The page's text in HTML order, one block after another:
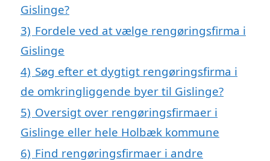
Gislinge?
3) Fordele ved at vælge rengøringsfirma i
Gislinge
4) Søg efter et dygtigt rengøringsfirma i
de omkringliggende byer til Gislinge?
5) Oversigt over rengøringsfirmaer i
Gislinge eller hele Holbæk kommune
6) Find rengøringsfirmaer i andre